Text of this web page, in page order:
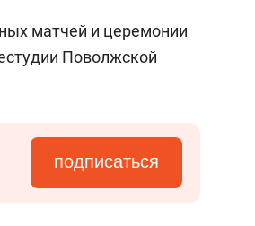
матчей и церемонии
Поволжской
подписаться